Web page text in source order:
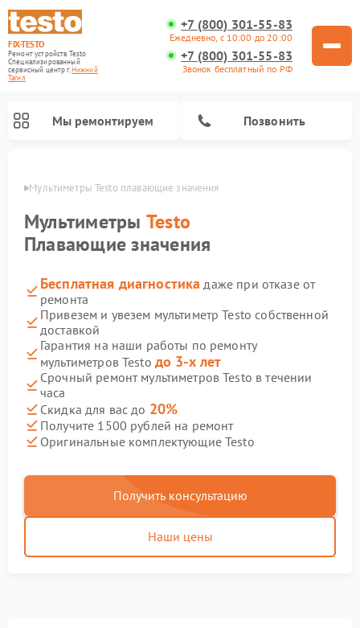
FIX-TESTO
Ремонт устройств Testo
Специализированный
cервисный центр г.Нижний
Тагил
+7 (800) 301-55-83
Ежедневно, с 10:00 до 20:00
+7 (800) 301-55-83
Звонок бесплатный по РФ
Мы ремонтируем Позвонить
Мультиметры Testo плавающие значения
Мультиметры Testo
Плавающие значения
Бесплатная диагностика даже при отказе от
ремонта
Привезем и увезем мультиметр Testo собственной
доставкой
Гарантия на наши работы по ремонту
мультиметров Testo до 3-х лет
Срочный ремонт мультиметров Testo в течении
часа
Скидка для вас до 20%
Получите 1500 рублей на ремонт
Оригинальные комплектующие Testo
Получить консультацию
Наши цены